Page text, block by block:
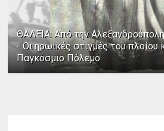
ΘΑΛΕΙΑ: Από την
- Οι ηρωικές στιγμές του πλοίου
Παγκόσμιο Πόλεμο